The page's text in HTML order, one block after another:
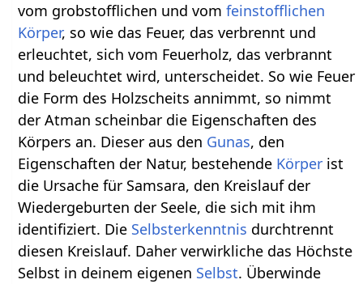
vom grobstofflichen und vomfeinstofflichen
Körper, so wie das Feuer, das verbrennt und
erleuchtet, sich vom Feuerholz, das verbrannt
und beleuchtet wird, unterscheidet. So wie Feuer
die Form des Holzscheits annimmt, so nimmt
der Atman scheinbar die Eigenschaften des
Körpers an. Dieser aus den Gunas, den
Eigenschaften der Natur, bestehende Körper ist
die Ursache für Samsara, den Kreislauf der
Wiedergeburten der Seele, die sich mit ihm
identifiziert. Die Selbsterkenntnis durchtrennt
diesen Kreislauf. Daher verwirkliche das Höchste
Selbst in deinem eigenen Selbst. Überwinde